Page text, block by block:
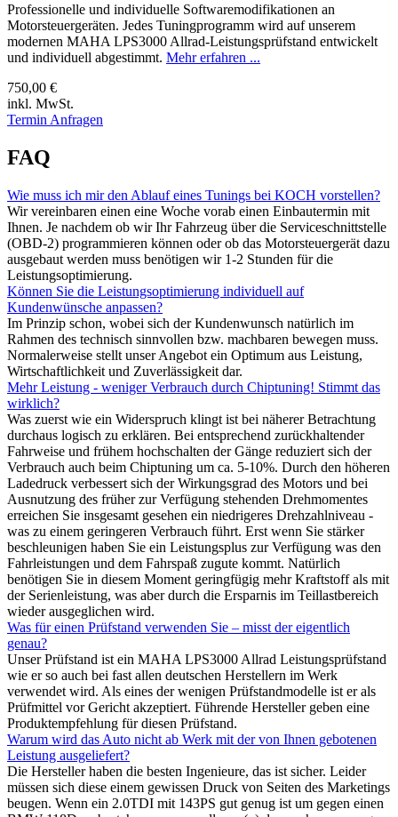
Professionelle und individuelle Softwaremodifikationen an
Motorsteuergeräten. Jedes Tuningprogramm wird auf unserem
modernen MAHA LPS3000 Allrad-Leistungsprüfstand entwickelt
und individuell abgestimmt. Mehr erfahren ...
750,00 €
inkl. MwSt.
Termin Anfragen
FAQ
Wie muss ich mir den Ablauf eines Tunings bei KOCH vorstellen?
Wir vereinbaren einen eine Woche vorab einen Einbautermin mit
Ihnen. Je nachdem ob wir Ihr Fahrzeug über die Serviceschnittstelle
(OBD-2) programmieren können oder ob das Motorsteuergerät dazu
ausgebaut werden muss benötigen wir 1-2 Stunden für die
Leistungsoptimierung.
Können Sie die Leistungsoptimierung individuell auf
Kundenwünsche anpassen?
Im Prinzip schon, wobei sich der Kundenwunsch natürlich im
Rahmen des technisch sinnvollen bzw. machbaren bewegen muss.
Normalerweise stellt unser Angebot ein Optimum aus Leistung,
Wirtschaftlichkeit und Zuverlässigkeit dar.
Mehr Leistung - weniger Verbrauch durch Chiptuning! Stimmt das
wirklich?
Was zuerst wie ein Widerspruch klingt ist bei näherer Betrachtung
durchaus logisch zu erklären. Bei entsprechend zurückhaltender
Fahrweise und frühem hochschalten der Gänge reduziert sich der
Verbrauch auch beim Chiptuning um ca. 5-10%. Durch den höheren
Ladedruck verbessert sich der Wirkungsgrad des Motors und bei
Ausnutzung des früher zur Verfügung stehenden Drehmomentes
erreichen Sie insgesamt gesehen ein niedrigeres Drehzahlniveau -
was zu einem geringeren Verbrauch führt. Erst wenn Sie stärker
beschleunigen haben Sie ein Leistungsplus zur Verfügung was den
Fahrleistungen und dem Fahrspaß zugute kommt. Natürlich
benötigen Sie in diesem Moment geringfügig mehr Kraftstoff als mit
der Serienleistung, was aber durch die Ersparnis im Teillastbereich
wieder ausgeglichen wird.
Was für einen Prüfstand verwenden Sie – misst der eigentlich
genau?
Unser Prüfstand ist ein MAHA LPS3000 Allrad Leistungsprüfstand
wie er so auch bei fast allen deutschen Herstellern im Werk
verwendet wird. Als eines der wenigen Prüfstandmodelle ist er als
Prüfmittel vor Gericht akzeptiert. Führende Hersteller geben eine
Produktempfehlung für diesen Prüfstand.
Warum wird das Auto nicht ab Werk mit der von Ihnen gebotenen
Leistung ausgeliefert?
Die Hersteller haben die besten Ingenieure, das ist sicher. Leider
müssen sich diese einem gewissen Druck von Seiten des Marketings
beugen. Wenn ein 2.0TDI mit 143PS gut genug ist um gegen einen